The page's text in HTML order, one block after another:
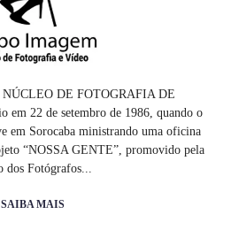
DE FOTOGRAFIA DE
em 22 de setembro de 1986, quando o
em Sorocaba ministrando uma oficina
“NOSSA GENTE”, promovido pela
dos Fotógrafos...
SAIBA MAIS